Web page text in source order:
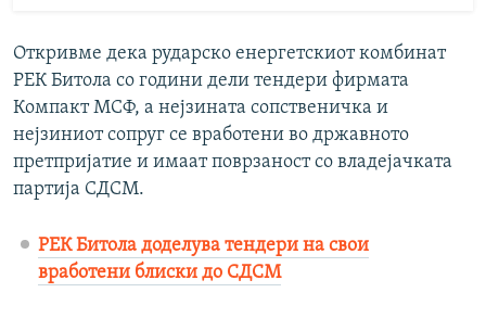
Откривме дека рударско енергетскиот комбинат
РЕК Битола со години дели тендери фирмата
Компакт МСФ, а нејзината сопственичка и
нејзиниот сопруг се вработени во државното
претпријатие и имаат поврзаност со владејачката
партија СДСМ.
РЕК Битола доделува тендери на свои
вработени блиски до СДСМ